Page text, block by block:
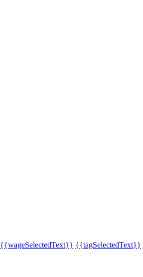
{{wageSelectedText}} {{tagSelectedText}}